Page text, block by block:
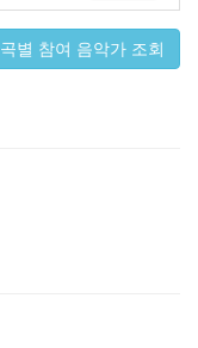
곡별 참여 음악가 조회